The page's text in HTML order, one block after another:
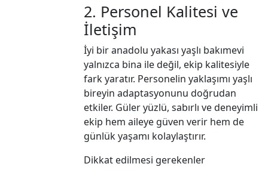
2. Personel Kalitesi ve
İletişim
İyi bir anadolu yakası yaşlı bakımevi
yalnızca bina ile değil, ekip kalitesiyle
fark yaratır. Personelin yaklaşımı yaşlı
bireyin adaptasyonunu doğrudan
etkiler. Güler yüzlü, sabırlı ve deneyimli
ekip hem aileye güven verir hem de
günlük yaşamı kolaylaştırır.
Dikkat edilmesi gerekenler